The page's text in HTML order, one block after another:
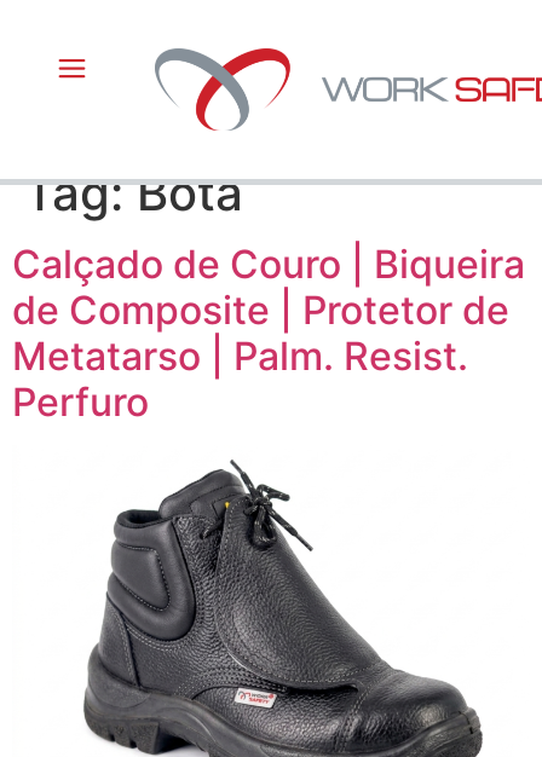
Tag:Bota
Calçado de Couro | Biqueira
de Composite | Protetor de
Metatarso | Palm. Resist.
Perfuro